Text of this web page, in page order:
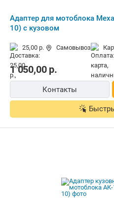
Адаптер для мотоблока
10) с кузовом
25,00 р. Самовывоз
1 050,00р.
Контакты